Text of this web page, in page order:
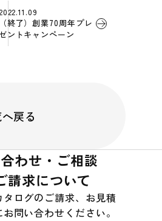
2022.11.09
（終了）創業70周年プレ
ントキャンペーン
戻る
わせ・ご相談
請求について
ログのご請求、お見積
問い合わせください。